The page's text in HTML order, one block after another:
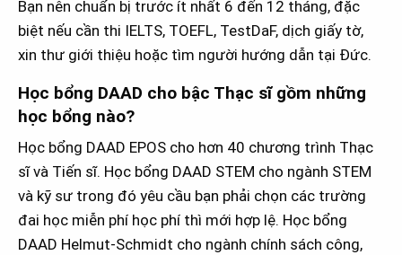
Bạn nên chuẩn bị trước ít nhất 6 đến 12 tháng, đặc
biệt nếu cần thi IELTS, TOEFL, TestDaF, dịch giấy tờ,
xin thư giới thiệu hoặc tìm người hướng dẫn tại Đức.
Học bổng DAAD cho bậc Thạc sĩ gồm những
học bổng nào?
Học bổng DAAD EPOS cho hơn 40 chương trình Thạc
sĩ và Tiến sĩ. Học bổng DAAD STEM cho ngành STEM
và kỹ sư trong đó yêu cầu bạn phải chọn các trường
đai học miễn phí học phí thì mới hợp lệ. Học bổng
DAAD Helmut-Schmidt cho ngành chính sách công,